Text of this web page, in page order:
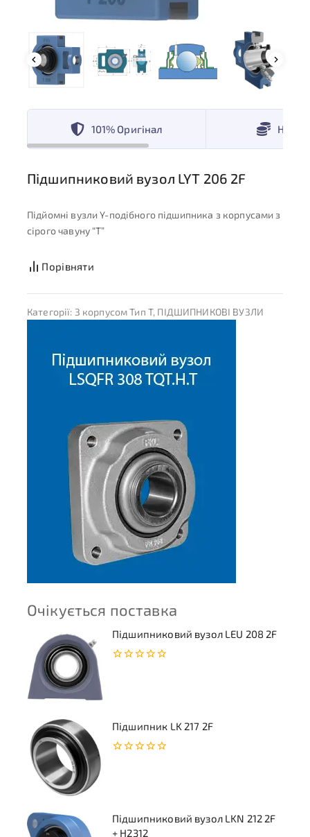
Очікується поставка
Підшипниковий вузол LEU 208 2F
Підшипник LK 217 2F
Підшипниковий вузол LKN 212 2F
+ H2312
101% Оригінал
Підшипниковий вузол LYT 206 2F
Підйомні вузли Y-подібного підшипника з корпусами з
сірого чавуну “T”
Порівняти
Категорії: З корпусом Тип T, ПІДШИПНИКОВІ ВУЗЛИ